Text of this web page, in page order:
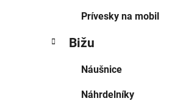
Prívesky na mobil
Bižu
Náušnice
Náhrdelníky